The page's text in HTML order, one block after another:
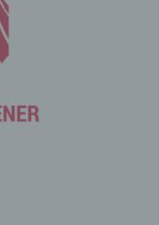
enthalten, zu
kann
und
bereitstellen,
wären.